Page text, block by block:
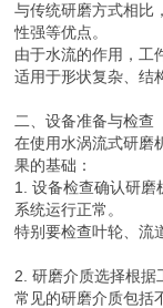
与传统研磨方式相比
性强等优点。
由于水流的作用，工
适用于形状复杂、结
二、设备准备与检查
在使用水涡流式研磨
果的基础：
1. 设备检查确认研磨
系统运行正常。
特别要检查叶轮、流
2. 研磨介质选择根据
常见的研磨介质包括